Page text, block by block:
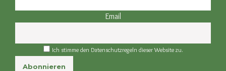
Email
Ich stimme den Datenschutzregeln dieser Website zu.